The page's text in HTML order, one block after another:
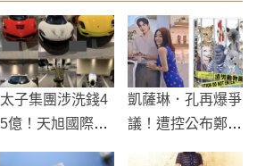
太子集團涉洗錢4
5億！天旭國際負
凱薩琳．孔再爆爭
議！遭控公布鄭蕎